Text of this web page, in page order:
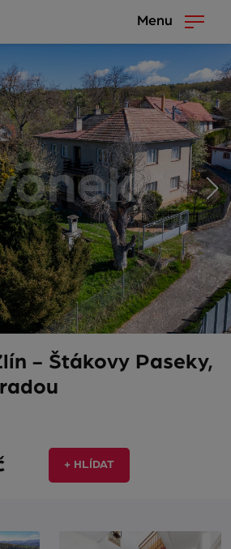
Menu
- Štákovy Paseky,
+ HLÍDAT